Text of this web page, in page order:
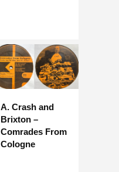
A. Crash and
Brixton –
Comrades From
Cologne